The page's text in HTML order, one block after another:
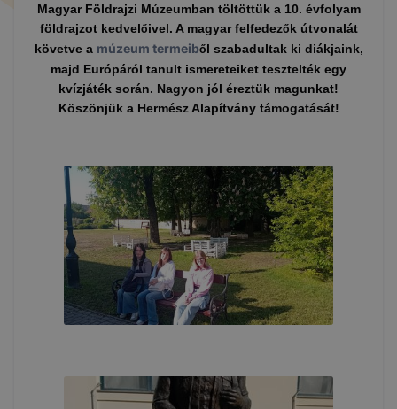
Magyar Földrajzi Múzeumban töltöttük a 10. évfolyam
földrajzot kedvelőivel. A magyar felfedezők útvonalát
követve a múzeum termeiből szabadultak ki diákjaink,
majd Európáról tanult ismereteiket tesztelték egy
kvízjáték során. Nagyon jól éreztük magunkat!
Köszönjük a Hermész Alapítvány támogatását!